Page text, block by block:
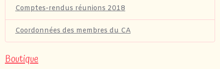
Comptes-rendus réunions 2018
Coordonnées des membres du CA
Boutique